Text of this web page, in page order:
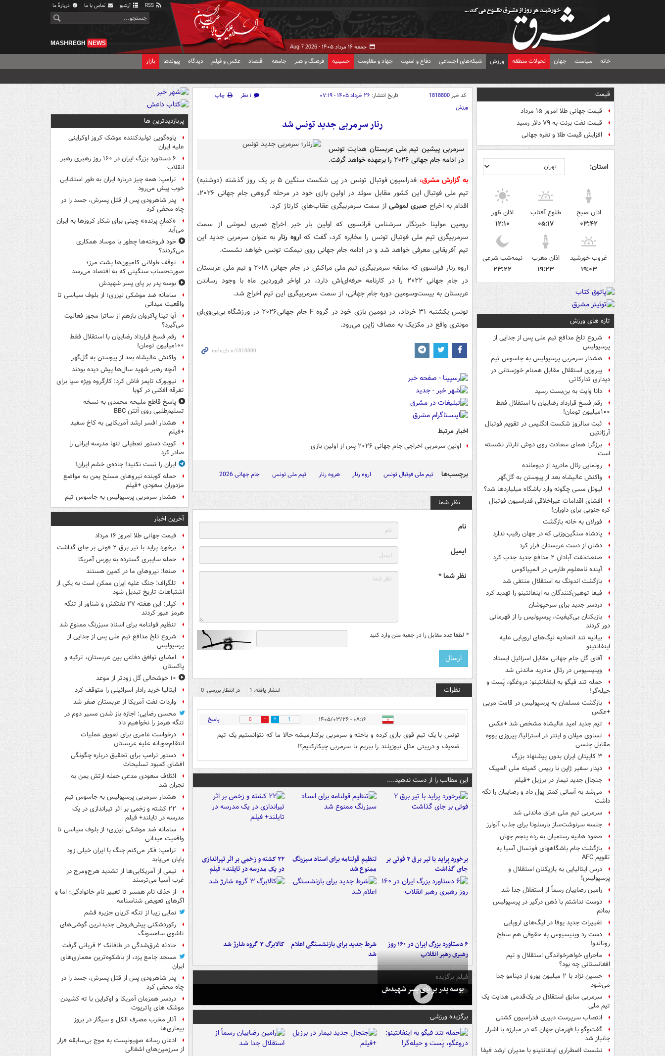
آرشیو تماس با ما دربارهٔ ما
جمعه ۱۶ مرداد ۱۴۰۵ - Aug 7 2026
MASHREGH NEWS
خانه سیاست جهان تحولات منطقه ورزش شبکه‌های اجتماعی دفاع و امنیت جهاد و مقاومت حسینیه فرهنگ و هنر جامعه اقتصاد عکس و فیلم دیدگاه پیوندها بازار
قیمت
قیمت جهانی طلا امروز ۱۵ مرداد
قیمت نفت برنت به ۷۹ دلار رسید
افزایش قیمت طلا و نقره جهانی
استان:
اذان صبح
۰۳:۴۲
طلوع آفتاب
۰۵:۱۷
اذان ظهر
۱۲:۱۰
غروب خورشید
۱۹:۰۳
اذان مغرب
۱۹:۲۳
نیمه‌شب شرعی
۲۳:۲۲
تازه های ورزش
شروع تلخ مدافع تیم ملی پس از جدایی از
پرسپولیس
هشدار سرمربی پرسپولیس به جاسوس تیم
پیروزی استقلال مقابل همنام خوزستانی در
دیداری تدارکاتی
دانا وایت به بن‌بست رسید
رقم فسخ قرارداد رضاییان با استقلال فقط
۱۰۰میلیون تومان!
ثبت سالروز شکست انگلیس در تقویم فوتبال
آرژانتین
برزگر: همای سعادت روی دوش تارتار نشسته
است
رونمایی رئال مادرید از دیومانده
واکنش عالیشاه بعد از پیوستن به گل‌گهر
لیونل مسی چگونه وارد باشگاه میلیاردها شد؟
افشای اقدامات غیراخلاقی فدراسیون فوتبال
کره جنوبی برای داوران!
فورلان به خانه بازگشت
پادشاه سنگین‌وزنی که در جهان رقیب ندارد
دشان از دست عربستان فرار کرد
صنعت‌نفت آبادان ۲ مدافع جدید جذب کرد
آینده نامعلوم طارمی در المپیاکوس
بازگشت اندونگ به استقلال منتفی شد
فیفا توهین‌کنندگان به اینفانتینو را تهدید کرد
دردسر جدید برای سرخپوشان
بازیکنان بی‌کیفیت، پرسپولیس را از قهرمانی
دور کردند
بیانیه تند اتحادیه لیگ‌های اروپایی علیه
اینفانتینو
آقای گل جام جهانی مقابل اسرائیل ایستاد
وینیسیوس در رئال مادرید ماندنی شد
حمله تند فیگو به اینفانتینو: دروغگو، پَست‌ و
حیله‌گر!
بازگشت مسلمان به پرسپولیس در قامت مربی
+عکس
تیم جدید امید عالیشاه مشخص شد +عکس
تساوی میلان و اینتر در استرالیا/ پیروزی یووه
مقابل چلسی
۳ کاپیتان ایران بدون پیشنهاد بزرگ
دیدار سفیر ژاپن با رییس کمیته ملی المپیک
جنجال جدید نیمار در برزیل +فیلم
می‌شد به آسانی کمتر پول داد و رضاییان را نگه
داشت
سرمربی تیم ملی عراق ماندنی شد
جلسه سرنوشت‌ساز بارسلونا برای جذب آلوارز
صعود هانیه رستمیان به رده پنجم جهان
بازگشت جام باشگاههای فوتسال آسیا به
تقویم AFC
درس ایتالیایی‌ به بازیکنان استقلال و
پرسپولیس!
رامین رضاییان رسماً از استقلال جدا شد
دوست نداشتم با ذهن درگیر در پرسپولیس
بمانم
تغییرات جدید یوفا در لیگ‌های اروپایی
دست رد وینیسیوس به حقوقی هم سطح
رونالدو!
ماجرای خواهرخواندگی استقلال و تیم
افغانستانی چه بود؟
حسین نژاد با ۲ میلیون یورو از دینامو جدا
می‌شود
سرمربی سابق استقلال در یک‌قدمی هدایت یک
تیم ملی
انتصاب سرپرست دبیری فدراسیون کشتی
گفت‌وگو با قهرمان جهان که در مبارزه با اشرار
جانباز شد
نشست اضطراری اینفانتینو با مدیران ارشد فیفا
کد خبر1818800 تاریخ انتشار: ۲۶ خرداد ۱۴۰۵ - ۰۷:۱۹ ۱ نظر
چاپ
ورزش
رنار سرمربی جدید تونس شد
سرمربی پیشین تیم ملی عربستان هدایت تونس
در ادامه جام جهانی ۲۰۲۶ را برعهده خواهد گرفت.
به گزارش مشرق،
فدراسیون فوتبال تونس در پی شکست سنگین ۵ بر یک روز گذشته (دوشنبه)
تیم ملی فوتبال این کشور مقابل سوئد در اولین بازی خود در مرحله گروهی جام جهانی ۲۰۲۶،
اقدام به اخراج صبری لموشی از سمت سرمربیگری عقاب‌های کارتاژ کرد.
رومین مولینا خبرنگار سرشناس فرانسوی که اولین بار خبر اخراج صبری لموشی از سمت
سرمربیگری تیم ملی فوتبال تونس را مخابره کرد، گفت کهاروه رناربه عنوان سرمربی جدید این
تیم آفریقایی معرفی خواهد شد و در ادامه جام جهانی روی نیمکت تونس خواهد نشست.
اروه رنار فرانسوی که سابقه سرمربیگری تیم ملی مراکش در جام جهانی ۲۰۱۸ و تیم ملی عربستان
در جام جهانی ۲۰۲۲ را در کارنامه‌ حرفه‌ای‌اش دارد، در اواخر فروردین ماه با وجود رساندن
عربستان به بیست‌وسومین دوره جام جهانی، از سمت سرمربیگری این تیم اخراج شد.
تونس یکشنبه ۳۱ خرداد، در دومین بازی خود در گروه F جام جهانی۲۰۲۶ در ورزشگاه بی‌بی‌وی‌ای
مونتری واقع در مکزیک به مصاف ژاپن می‌رود.
اخبار مرتبط
اولین سرمربی اخراجی جام جهانی ۲۰۲۶ پس از اولین بازی
برچسب‌ها تیم ملی فوتبال تونس اروه رنار هروه رنار تیم ملی تونس جام جهانی 2026
نظر شما
نام
ایمیل
نظر شما *
* لطفا عدد مقابل را در جعبه متن وارد کنید
نظرات انتشار یافته: 1 در انتظار بررسی: 0
۰۸:۱۶ - ۱۴۰۵/۰۳/۲۶ 1
0 پاسخ
تونس با یک تیم قوی بازی کرده و باخته و سرمربی برکنارمیشه حالا ما که نتوانستیم یک تیم
ضعیف و درپیتی مثل نیوزیلند را ببریم با سرمربی چیکارکنیم؟!
این مطالب را از دست ندهید....
برخورد پراید با تیر برق ۲ فوتی بر
جای گذاشت
تنظیم قولنامه برای اسناد سبزرنگ
ممنوع شد
۲۲ کشته و زخمی بر اثر تیراندازی
در یک مدرسه در تایلند+ فیلم
۶ دستاورد بزرگ ایران در ۱۶۰ روز
رهبری رهبر انقلاب
شرط جدید برای بازنشستگی اعلام
شد
کالابرگ ۳ گروه شارژ شد
فیلم برگزیده
بوسه‌ پدر بر پای پسر شهیدش
برگزیده ورزشی
پربازدیدترین ها
یاوه‌گویی تولیدکننده موشک کروز اوکراینی
علیه ایران
۶ دستاورد بزرگ ایران در ۱۶۰ روز رهبری رهبر
انقلاب
ترامپ: همه چیز درباره ایران به طور استثنایی
خوب پیش می‌رود
پدر شاهرودی پس از قتل پسرش، جسد را در
چاه مخفی کرد
«کمانِ پرنده» چینی برای شکار کروزها به ایران
می‌آید
خود فروخته‌ها چطور با موساد همکاری
می‌کردند؟
توقف طولانی کامیون‌ها پشت مرز؛
صورت‌حساب سنگینی که به اقتصاد می‌رسد
بوسه‌ پدر بر پای پسر شهیدش
سامانه ضد موشکی لیزری؛ از بلوف سیاسی تا
واقعیت میدانی
آیا تینا پاکروان بازهم از ساترا مجوز فعالیت
می‌گیرد؟
رقم فسخ قرارداد رضاییان با استقلال فقط
۱۰۰میلیون تومان!
واکنش عالیشاه بعد از پیوستن به گل‌گهر
آنچه رهبر شهید سال‌ها پیش دیده بودند
نیویورک تایمز فاش کرد: کارگروه ویژه سیا برای
تفرقه افکنی در کوبا
پاسخ قاطع ملیحه محمدی به نسخه
تسلیم‌طلبی روی آنتن BBC
هشدار افسر ارشد آمریکایی به کاخ سفید
+فیلم
کویت دستور تعطیلی تنها مدرسه ایرانی را
صادر کرد
ایران را تست نکنید! جاده‌ی خشم ایران!
حمله کوبنده نیروهای مسلح یمن به مواضع
مزدوران سعودی +فیلم
هشدار سرمربی پرسپولیس به جاسوس تیم
آخرین اخبار
قیمت جهانی طلا امروز ۱۶ مرداد
برخورد پراید با تیر برق ۲ فوتی بر جای گذاشت
حمله سایبری گسترده به بورس آمریکا
صنعا: نیروهای ما در کمین‌ هستند
تلگراف: جنگ علیه ایران ممکن است به یکی از
اشتباهات تاریخ تبدیل شود
کپلر: این هفته ۲۷ نفتکش و شناور از تنگه
هرمز عبور کردند
تنظیم قولنامه برای اسناد سبزرنگ ممنوع شد
شروع تلخ مدافع تیم ملی پس از جدایی از
پرسپولیس
امضای توافق دفاعی بین عربستان، ترکیه و
پاکستان
۱۰ خوشحالی گل زودتر از موعد
ایتالیا خرید رادار اسرائیلی را متوقف کرد
واردات نفت آمریکا از عربستان صفر شد
محسن رضایی: اجازه باز شدن مسیر دوم در
تنگه هرمز را نخواهیم داد
درخواست عامری برای تعویق عملیات
انتقام‌جویانه علیه عربستان
دستور ترامپ برای تحقیق درباره چگونگی
افشای کمبود تسلیحات
ائتلاف سعودی مدعی حمله ارتش یمن به
نجران شد
هشدار سرمربی پرسپولیس به جاسوس تیم
۲۲ کشته و زخمی بر اثر تیراندازی در یک
مدرسه در تایلند+ فیلم
سامانه ضد موشکی لیزری؛ از بلوف سیاسی تا
واقعیت میدانی
ترامپ: فکر می‌کنم جنگ با ایران خیلی زود
پایان می‌یابد
نیمی از آمریکایی‌ها از تشدید هرج‌ومرج در
غرب آسیا می‌ترسند
از حذف نام همسر تا تغییر نام خانوادگی؛ اما و
اگرهای تعویض شناسنامه
نمایی زیبا از تنگه کریان جزیره قشم
رکوردشکنی پیش‌فروش جدیدترین گوشی‌های
تاشوی سامسونگ
حادثه غرق‌شدگی در طاقانک ۲ قربانی گرفت
مسجد جامع یزد، از باشکوه‌ترین معماری‌های
ایران
پدر شاهرودی پس از قتل پسرش، جسد را در
چاه مخفی کرد
دردسر همزمان آمریکا و اوکراین با ته کشیدن
موشک های پاتریوت
آثار مخرب مصرف الکل و سیگار در بروز
بیماری‌ها
اذعان رسانه صهیونیست به موج بی‌سابقه فرار
از سرزمین‌های اشغالی